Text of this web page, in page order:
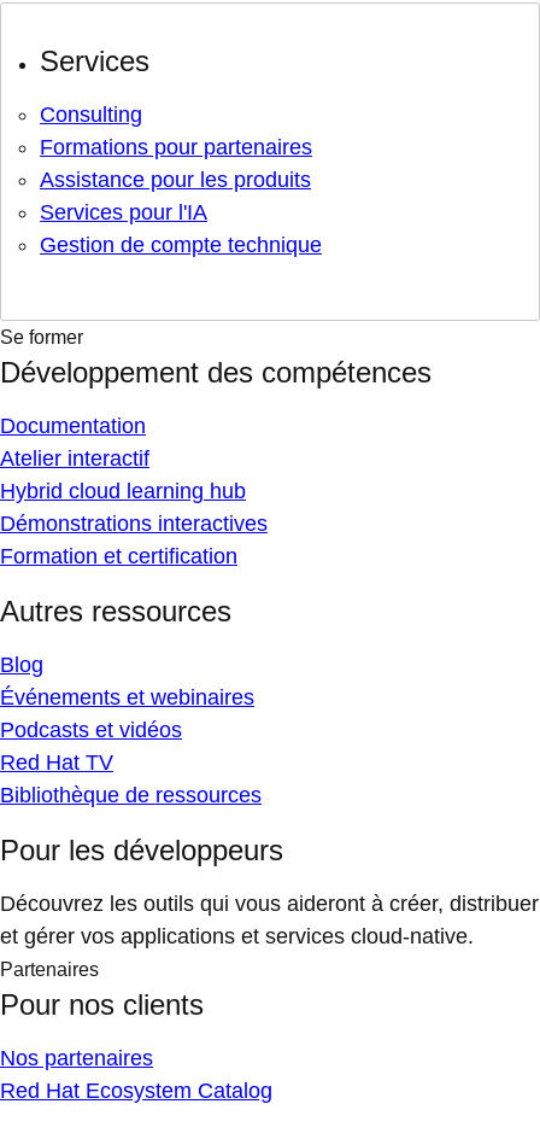
Services
Consulting
Formations pour partenaires
Assistance pour les produits
Services pour l'IA
Gestion de compte technique
Se former
Développement des compétences
Documentation
Atelier interactif
Hybrid cloud learning hub
Démonstrations interactives
Formation et certification
Autres ressources
Blog
Événements et webinaires
Podcasts et vidéos
Red Hat TV
Bibliothèque de ressources
Pour les développeurs
Découvrez les outils qui vous aideront à créer, distribuer
et gérer vos applications et services cloud-native.
Partenaires
Pour nos clients
Nos partenaires
Red Hat Ecosystem Catalog